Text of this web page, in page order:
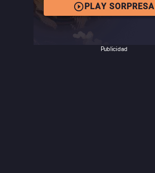
PLAY SORPRESA
Publicidad